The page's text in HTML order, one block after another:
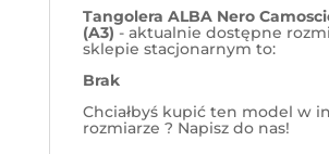
Tangolera ALBA Nero
(A3) - aktualnie dostępne
sklepie stacjonarnym to:
Brak
Chciałbyś kupić ten model w
rozmiarze ? Napisz do nas!